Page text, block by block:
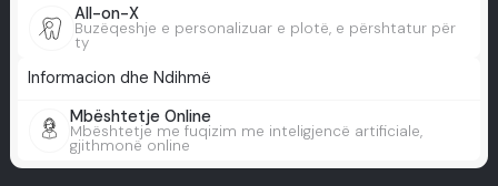
All-on-X
Buzëqeshje e personalizuar e plotë, e përshtatur për
ty
Informacion dhe Ndihmë
Mbështetje Online
Mbështetje me fuqizim me inteligjencë artificiale,
gjithmonë online